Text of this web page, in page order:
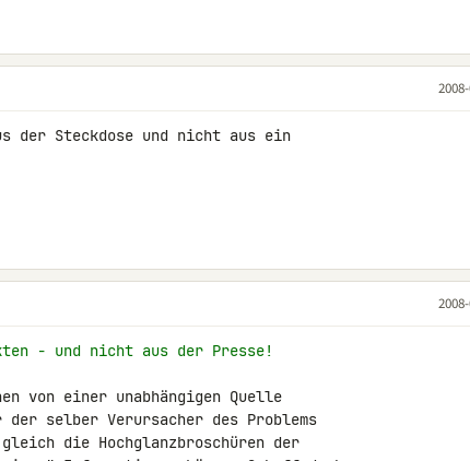
der Steckdose und nicht aus ein
- und nicht aus der Presse!
von einer unabhängigen Quelle
selber Verursacher des Problems
die Hochglanzbroschüren der